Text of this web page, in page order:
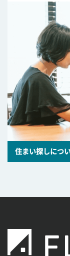
住まい探しにつ